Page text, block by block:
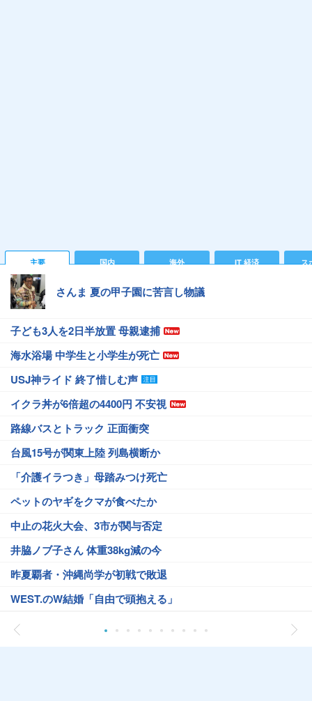
主要 国内 海外 IT 経済 ス
さんま 夏の甲子園に苦言し物議
子ども3人を2日半放置 母親逮捕
海水浴場 中学生と小学生が死亡
USJ神ライド 終了惜しむ声
イクラ丼が6倍超の4400円 不安視
路線バスとトラック 正面衝突
台風15号が関東上陸 列島横断か
「介護イラつき」母踏みつけ死亡
ペットのヤギをクマが食べたか
中止の花火大会、3市が関与否定
井脇ノブ子さん 体重38kg減の今
昨夏覇者・沖縄尚学が初戦で敗退
WEST.のW結婚「自由で頭抱える」